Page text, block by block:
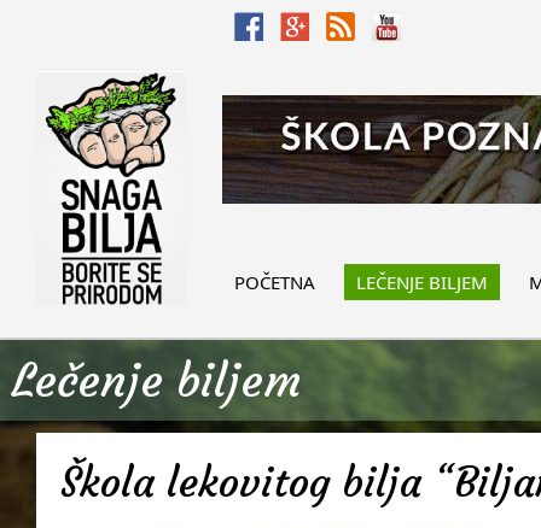
POČETNA LEČENJE BILJEM
Lečenje biljem
Škola lekovitog bilja